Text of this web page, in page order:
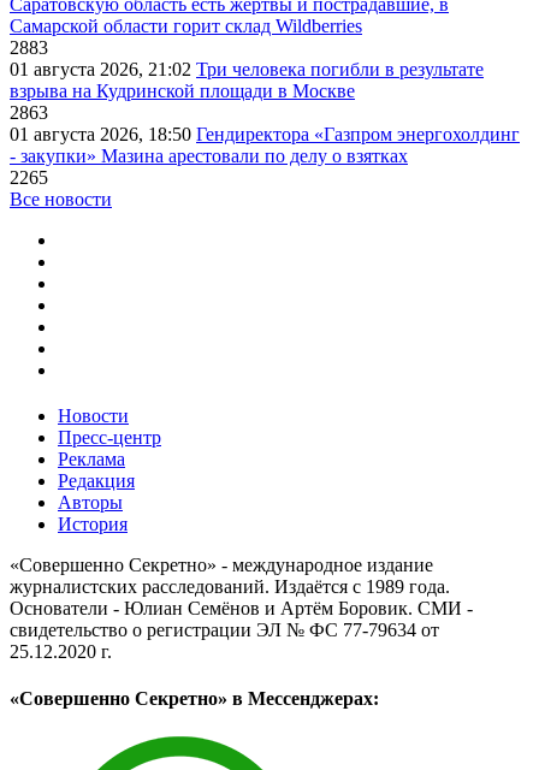
Саратовскую область есть жертвы и пострадавшие, в
Самарской области горит склад Wildberries
2883
01 августа 2026, 21:02 Три человека погибли в результате
взрыва на Кудринской площади в Москве
2863
01 августа 2026, 18:50 Гендиректора «Газпром энергохолдинг
- закупки» Мазина арестовали по делу о взятках
2265
Все новости
Новости
Пресс-центр
Реклама
Редакция
Авторы
История
«Совершенно Секретно» - международное издание
журналистских расследований. Издаётся с 1989 года.
Основатели - Юлиан Семёнов и Артём Боровик. CМИ -
свидетельство о регистрации ЭЛ № ФС 77-79634 от
25.12.2020 г.
«Совершенно Секретно» в Мессенджерах: